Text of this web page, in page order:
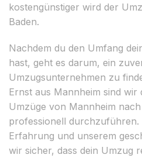
kostengünstiger wird der
Baden.
Nachdem du den Umfang
hast, geht es darum, ein
Umzugsunternehmen zu
Ernst aus Mannheim sind wir
Umzüge von Mannheim
professionell durchzuführen.
Erfahrung und unserem
wir sicher, dass dein Umzug